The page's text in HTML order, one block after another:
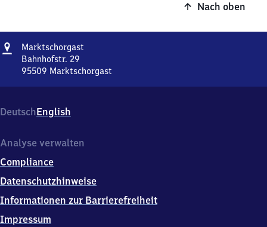
Nach oben
Adresse
Marktschorgast
Bahnhofstr. 29
95509 Marktschorgast
29,
9
5
9
Marktschorgast
DeutschEnglish
Analyse verwalten
Compliance
Datenschutzhinweise
Informationen zur Barrierefreiheit
Impressum